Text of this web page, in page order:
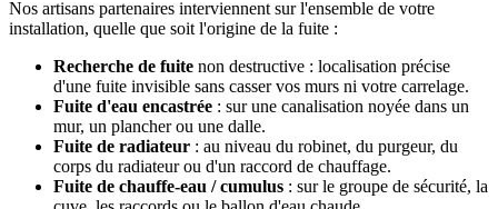
Nos artisans partenaires interviennent sur l'ensemble de votre
installation, quelle que soit l'origine de la fuite :
Recherche de fuite non destructive : localisation précise
d'une fuite invisible sans casser vos murs ni votre carrelage.
Fuite d'eau encastrée : sur une canalisation noyée dans un
mur, un plancher ou une dalle.
Fuite de radiateur : au niveau du robinet, du purgeur, du
corps du radiateur ou d'un raccord de chauffage.
Fuite de chauffe-eau / cumulus : sur le groupe de sécurité, la